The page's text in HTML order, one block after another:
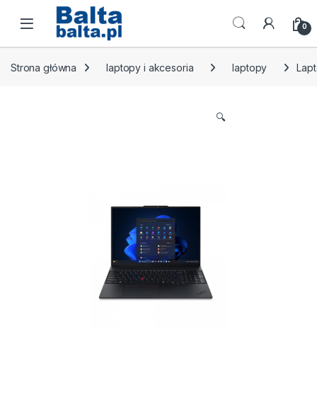
Skip to navigation
Skip to content
Open 0
Strona główna laptopy i akcesoria laptopy
🔍